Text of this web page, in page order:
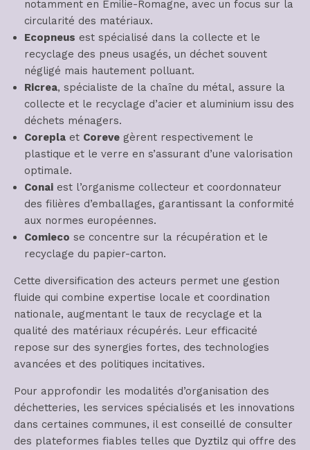
notamment en Émilie-Romagne, avec un focus sur la
circularité des matériaux.
Ecopneus est spécialisé dans la collecte et le
recyclage des pneus usagés, un déchet souvent
négligé mais hautement polluant.
Ricrea, spécialiste de la chaîne du métal, assure la
collecte et le recyclage d’acier et aluminium issu des
déchets ménagers.
Corepla et Coreve gèrent respectivement le
plastique et le verre en s’assurant d’une valorisation
optimale.
Conai est l’organisme collecteur et coordonnateur
des filières d’emballages, garantissant la conformité
aux normes européennes.
Comieco se concentre sur la récupération et le
recyclage du papier-carton.
Cette diversification des acteurs permet une gestion
fluide qui combine expertise locale et coordination
nationale, augmentant le taux de recyclage et la
qualité des matériaux récupérés. Leur efficacité
repose sur des synergies fortes, des technologies
avancées et des politiques incitatives.
Pour approfondir les modalités d’organisation des
déchetteries, les services spécialisés et les innovations
dans certaines communes, il est conseillé de consulter
des plateformes fiables telles que Dyztilz qui offre des